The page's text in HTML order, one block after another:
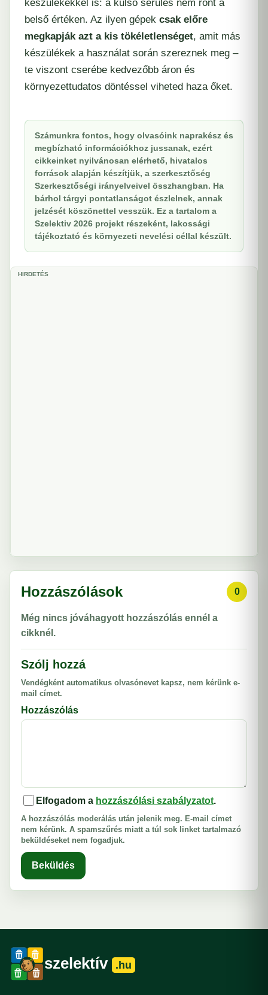
készülékekkel is: a külső sérülés nem ront a
belső értéken. Az ilyen gépek csak előre
megkapják azt a kis tökéletlenséget, amit más
készülékek a használat során szereznek meg –
te viszont cserébe kedvezőbb áron és
környezettudatos döntéssel viheted haza őket.
Számunkra fontos, hogy olvasóink naprakész és
megbízható információkhoz jussanak, ezért
cikkeinket nyilvánosan elérhető, hivatalos
források alapján készítjük, a szerkesztőség
Szerkesztőségi irányelveivel összhangban. Ha
bárhol tárgyi pontatlanságot észlelnek, annak
jelzését köszönettel vesszük. Ez a tartalom a
Szelektiv 2026 projekt részeként, lakossági
tájékoztató és környezeti nevelési céllal készült.
HIRDETÉS
Hozzászólások 0
Még nincs jóváhagyott hozzászólás ennél a
cikknél.
Szólj hozzá
Vendégként automatikus olvasónevet kapsz, nem kérünk e-
mail címet.
Hozzászólás
Elfogadom a hozzászólási szabályzatot.
A hozzászólás moderálás után jelenik meg. E-mail címet
nem kérünk. A spamszűrés miatt a túl sok linket tartalmazó
beküldéseket nem fogadjuk.
Beküldés
szelektív .hu